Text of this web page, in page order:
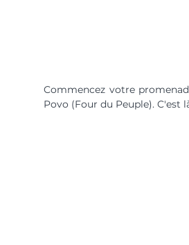
Commencez votre
Povo (Four du Peuple).